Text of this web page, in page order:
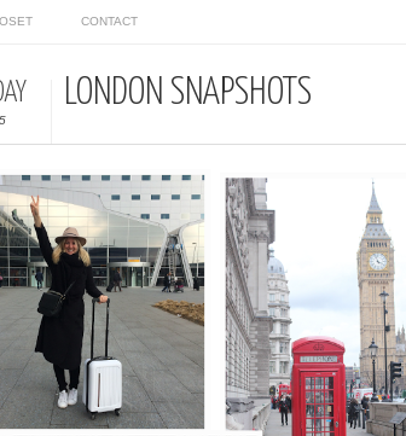
CONTACT
LONDON SNAPSHOTS